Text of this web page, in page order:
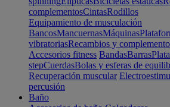
complementosCintasRodillos
Equipamiento de musculación
BancosMancuernasMáquinas
vibratoriasRecambios y
Accesorios fitness BandasBarras
stepCuerdasBolas y esferas de
Recuperación muscular
percusión
Baño